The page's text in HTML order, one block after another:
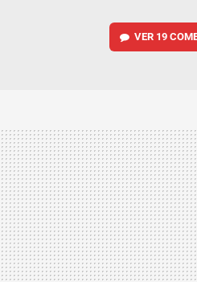
VER 19